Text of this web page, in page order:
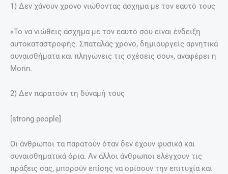
1) Δεν χάνουν χρόνο νιώθοντας άσχημα με τον εαυτό τους
«Το να νιώθεις άσχημα με τον εαυτό σου είναι ένδειξη
αυτοκαταστροφής. Σπαταλάς χρόνο, δημιουργείς αρνητικά
συναισθήματα και πληγώνεις τις σχέσεις σου», αναφέρει η
Morin.
2) Δεν παρατούν τη δύναμή τους
[strong people]
Οι άνθρωποι τα παρατούν όταν δεν έχουν φυσικά και
συναισθηματικά όρια. Αν άλλοι άνθρωποι ελέγχουν τις
πράξεις σας, μπορούν επίσης να ορίσουν την επιτυχία και